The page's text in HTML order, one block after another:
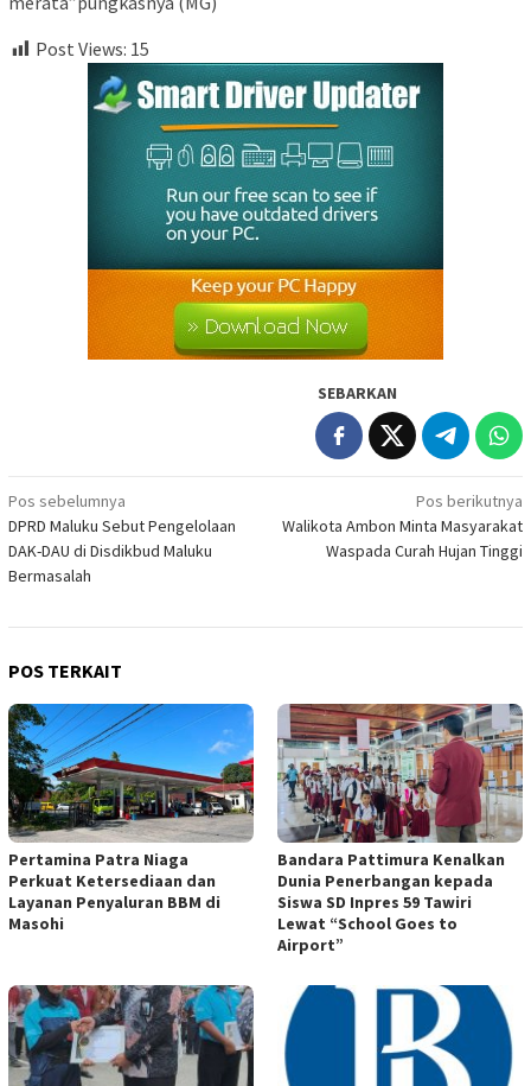
Post Views: 15
SEBARKAN
Navigasi
pos
Pos sebelumnya
DPRD Maluku Sebut Pengelolaan
DAK-DAU di Disdikbud Maluku
Bermasalah
Pos berikutnya
Walikota Ambon Minta Masyarakat
Waspada Curah Hujan Tinggi
POS TERKAIT
Pertamina Patra Niaga
Perkuat Ketersediaan dan
Layanan Penyaluran BBM di
Masohi
Bandara Pattimura Kenalkan
Dunia Penerbangan kepada
Siswa SD Inpres 59 Tawiri
Lewat “School Goes to
Airport”